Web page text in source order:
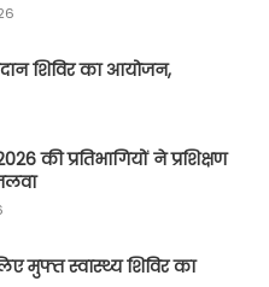
शिविर का आयोजन,
की प्रतिभागियों ने प्रशिक्षण
मुफ्त स्वास्थ्य शिविर का